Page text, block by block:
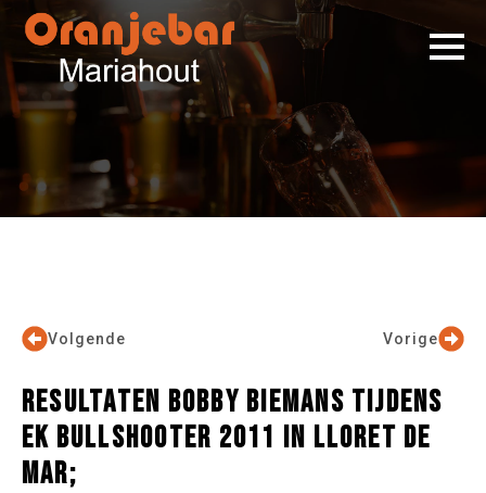
Vorige
Volgende
RESULTATEN BOBBY BIEMANS TIJDENS
EK BULLSHOOTER 2011 IN LLORET DE
MAR;